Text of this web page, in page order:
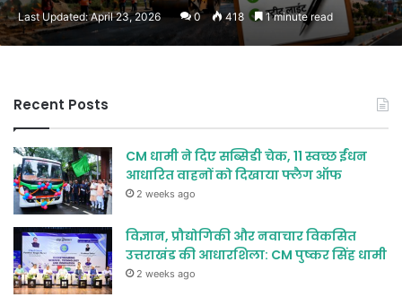
an
Last Updated: April 23, 2026 0 418 1 minute read
Recent Posts
CM धामी ने दिए सब्सिडी चेक, 11 स्वच्छ ईंधन
आधारित वाहनों को दिखाया फ्लैग ऑफ
2 weeks ago
विज्ञान, प्रौद्योगिकी और नवाचार विकसित
उत्तराखंड की आधारशिला: CM पुष्कर सिंह धामी
2 weeks ago